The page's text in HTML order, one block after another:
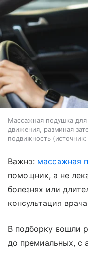
Массажная подушка
движения, разминая
подвижность
источник:
Важно: массажная
помощник, а не
болезнях или
консультация врача.
В подборку вошли
до премиальных, с